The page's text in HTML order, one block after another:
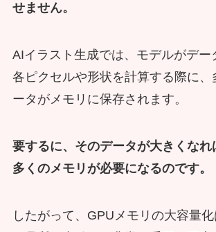
せません。
AIイラスト生成では、モデルがデー
各ピクセルや形状を計算する際に、
ータがメモリに保存されます。
要するに、そのデータが大きくなれ
多くのメモリが必要になるのです。
したがって、GPUメモリの大容量